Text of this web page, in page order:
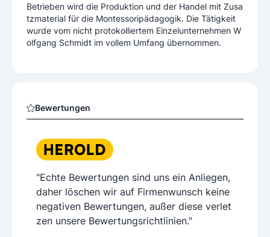
Betrieben wird die Produktion und der Handel mit Zusa
tzmaterial für die Montessoripädagogik. Die Tätigkeit
wurde vom nicht protokolliertem Einzelunternehmen W
olfgang Schmidt im vollem Umfang übernommen.
Bewertungen
"Echte Bewertungen sind uns ein Anliegen,
daher löschen wir auf Firmenwunsch keine
negativen Bewertungen, außer diese verlet
zen unsere Bewertungsrichtlinien."